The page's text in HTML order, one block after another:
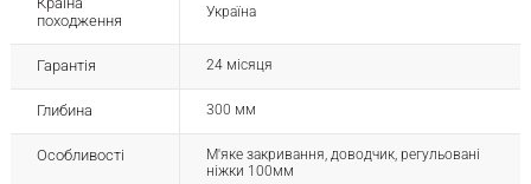
походження
Україна
Гарантія 24 місяця
Глибина 300 мм
Особливості
М'яке закривання, доводчик, регульовані
ніжки 100мм